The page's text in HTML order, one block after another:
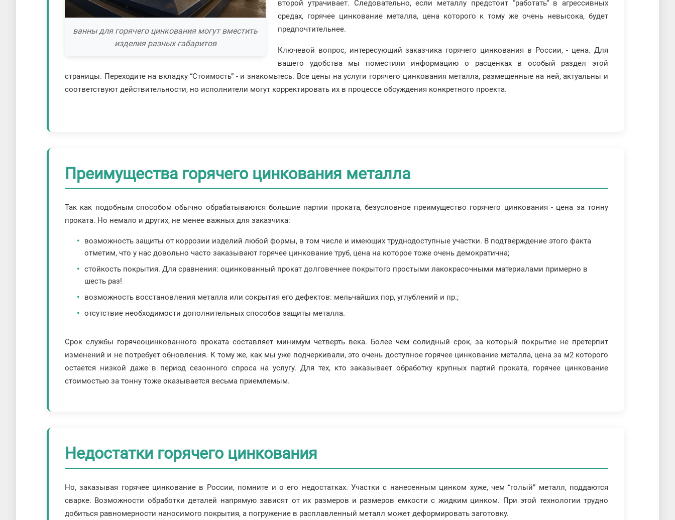
ванны для горячего цинкования могут вместить
изделия разных габаритов
второй утрачивает. Следовательно, если металлу предстоит “работать” в агрессивных
средах, горячее цинкование металла, цена которого к тому же очень невысока, будет
предпочтительнее.
Ключевой вопрос, интересующий заказчика горячего цинкования в России, - цена. Для
вашего удобства мы поместили информацию о расценках в особый раздел этой
страницы. Переходите на вкладку “Стоимость” - и знакомьтесь. Все цены на услуги горячего цинкования металла, размещенные на ней, актуальны и
соответствуют действительности, но исполнители могут корректировать их в процессе обсуждения конкретного проекта.
Преимущества горячего цинкования металла
Так как подобным способом обычно обрабатываются большие партии проката, безусловное преимущество горячего цинкования - цена за тонну
проката. Но немало и других, не менее важных для заказчика:
возможность защиты от коррозии изделий любой формы, в том числе и имеющих труднодоступные участки. В подтверждение этого факта
отметим, что у нас довольно часто заказывают горячее цинкование труб, цена на которое тоже очень демократична;
стойкость покрытия. Для сравнения: оцинкованный прокат долговечнее покрытого простыми лакокрасочными материалами примерно в
шесть раз!
возможность восстановления металла или сокрытия его дефектов: мельчайших пор, углублений и пр.;
отсутствие необходимости дополнительных способов защиты металла.
Срок службы горячеоцинкованного проката составляет минимум четверть века. Более чем солидный срок, за который покрытие не претерпит
изменений и не потребует обновления. К тому же, как мы уже подчеркивали, это очень доступное горячее цинкование металла, цена за м2 которого
остается низкой даже в период сезонного спроса на услугу. Для тех, кто заказывает обработку крупных партий проката, горячее цинкование
стоимостью за тонну тоже оказывается весьма приемлемым.
Недостатки горячего цинкования
Но, заказывая горячее цинкование в России, помните и о его недостатках. Участки с нанесенным цинком хуже, чем “голый” металл, поддаются
сварке. Возможности обработки деталей напрямую зависят от их размеров и размеров емкости с жидким цинком. При этой технологии трудно
добиться равномерности наносимого покрытия, а погружение в расплавленный металл может деформировать заготовку.